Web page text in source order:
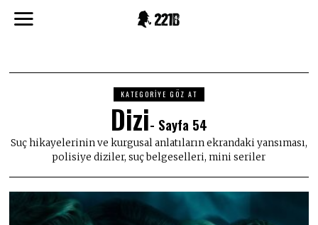
KATEGORIYE GÖZ AT
Dizi- Sayfa 54
Suç hikayelerinin ve kurgusal anlatıların ekrandaki yansıması,
polisiye diziler, suç belgeselleri, mini seriler